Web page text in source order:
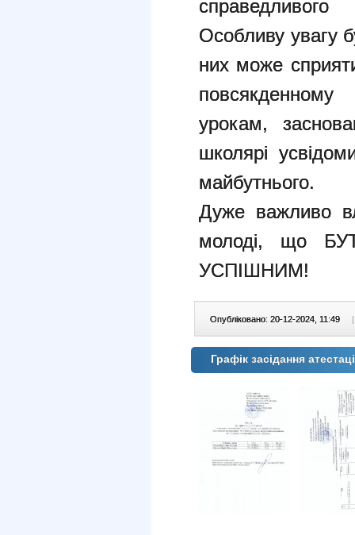
Особливу увагу
них може
урокам,
школярі
майбутнього.
Дуже важливо
молоді, що
УСПІШНИМ!
Опубліковано: 20-12-2024, 11:49 |
Графік засідання